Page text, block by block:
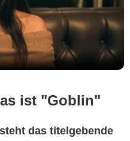
ist "Goblin"
das titelgebende